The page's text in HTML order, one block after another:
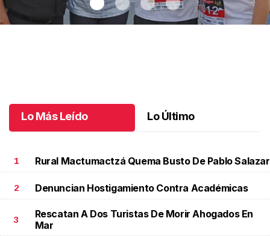
Julio 07 lLo Más Leído Lo Último
1 Rural Mactumactzá Quema Busto De Pablo Salazar
2 Denuncian Hostigamiento Contra Académicas
3
Rescatan A Dos Turistas De Morir Ahogados En
Mar